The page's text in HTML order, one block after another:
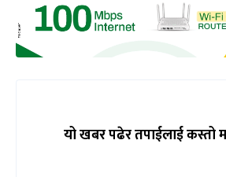
यो खबर पढेर तपाईलाई कस्तो